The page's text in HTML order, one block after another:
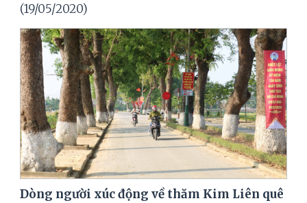
(19/05/2020)
Dòng người xúc động về thăm Kim Liên quê